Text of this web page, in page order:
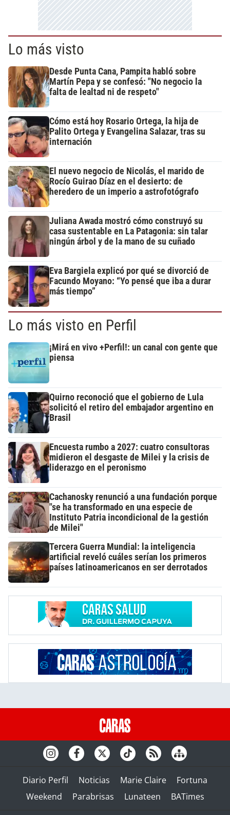
Lo más visto
Desde Punta Cana, Pampita habló sobre
Martín Pepa y se confesó: "No negocio la
falta de lealtad ni de respeto"
Cómo está hoy Rosario Ortega, la hija de
Palito Ortega y Evangelina Salazar, tras su
internación
El nuevo negocio de Nicolás, el marido de
Rocío Guirao Díaz en el desierto: de
heredero de un imperio a astrofotógrafo
Juliana Awada mostró cómo construyó su
casa sustentable en La Patagonia: sin talar
ningún árbol y de la mano de su cuñado
Eva Bargiela explicó por qué se divorció de
Facundo Moyano: “Yo pensé que iba a durar
más tiempo”
Lo más visto en Perfil
¡Mirá en vivo +Perfil!: un canal con gente que
piensa
Quirno reconoció que el gobierno de Lula
solicitó el retiro del embajador argentino en
Brasil
Encuesta rumbo a 2027: cuatro consultoras
midieron el desgaste de Milei y la crisis de
liderazgo en el peronismo
Cachanosky renunció a una fundación porque
"se ha transformado en una especie de
Instituto Patria incondicional de la gestión
de Milei"
Tercera Guerra Mundial: la inteligencia
artificial reveló cuáles serían los primeros
países latinoamericanos en ser derrotados
Diario Perfil Noticias Marie Claire
Fortuna
Weekend
Parabrisas Lunateen BATimes